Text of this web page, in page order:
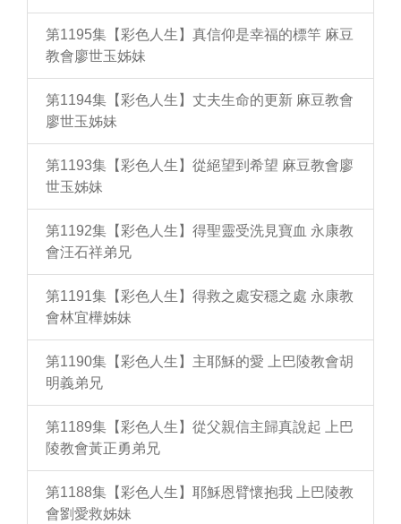
第1195集【彩色人生】真信仰是幸福的標竿 麻豆
教會廖世玉姊妹
第1194集【彩色人生】丈夫生命的更新 麻豆教會
廖世玉姊妹
第1193集【彩色人生】從絕望到希望 麻豆教會廖
世玉姊妹
第1192集【彩色人生】得聖靈受洗見寶血 永康教
會汪石祥弟兄
第1191集【彩色人生】得救之處安穩之處 永康教
會林宜樺姊妹
第1190集【彩色人生】主耶穌的愛 上巴陵教會胡
明義弟兄
第1189集【彩色人生】從父親信主歸真說起 上巴
陵教會黃正勇弟兄
第1188集【彩色人生】耶穌恩臂懷抱我 上巴陵教
會劉愛救姊妹